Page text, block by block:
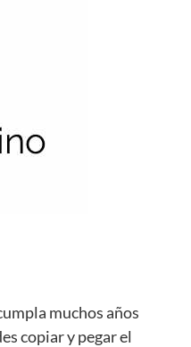
muchos años
copiar y pegar el